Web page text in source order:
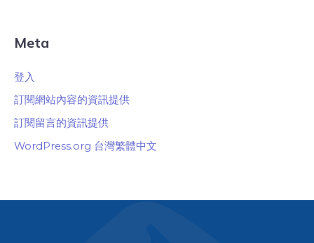
Meta
登入
訂閱網站內容的資訊提供
訂閱留言的資訊提供
WordPress.org 台灣繁體中文